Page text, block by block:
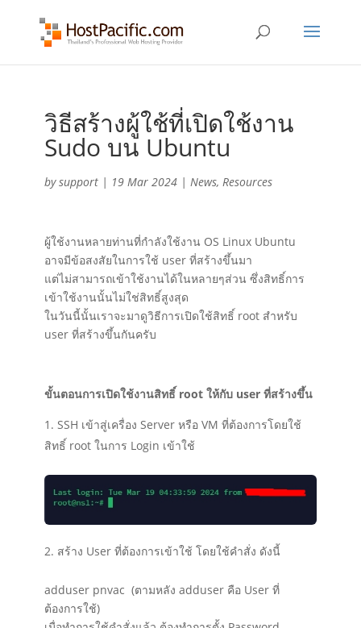
วิธีสร้างผู้ใช้ที่เปิดใช้งาน
Sudo บน Ubuntu
bysupport| 19 Mar 2024| News, Resources
ผู้ใช้งานหลายท่านที่กำลังใช้งาน OS Linux Ubuntu
อาจมีข้อสงสัยในการใช้ user ที่สร้างขึ้นมา
แต่ไม่สามารถเข้าใช้งานได้ในหลายๆส่วน ซึ่งสิทธิ์การ
เข้าใช้งานนั้นไม่ใช่สิทธิ์สูงสุด
ในวันนี้นั้นเราจะมาดูวิธีการเปิดใช้สิทธิ์ root สำหรับ
user ที่สร้างขึ้นกันครับ
ขั้นตอนการเปิดใช้งานสิทธิ์ root ให้กับ user ที่สร้างขึ้น
SSH เข้าสู่เครื่อง Server หรือ VM ที่ต้องการโดยใช้
สิทธิ์ root ในการ Login เข้าใช้
สร้าง User ที่ต้องการเข้าใช้ โดยใช้คำสั่ง ดังนี้
adduser pnvac (ตามหลัง adduser คือ User ที่
ต้องการใช้)